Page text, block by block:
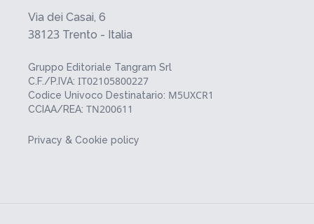
Via dei Casai, 6
38123 Trento - Italia
Gruppo Editoriale Tangram Srl
C.F./P.IVA: IT02105800227
Codice Univoco Destinatario: M5UXCR1
CCIAA/REA: TN200611
Privacy & Cookie policy